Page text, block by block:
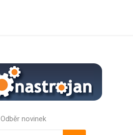
Odběr novinek